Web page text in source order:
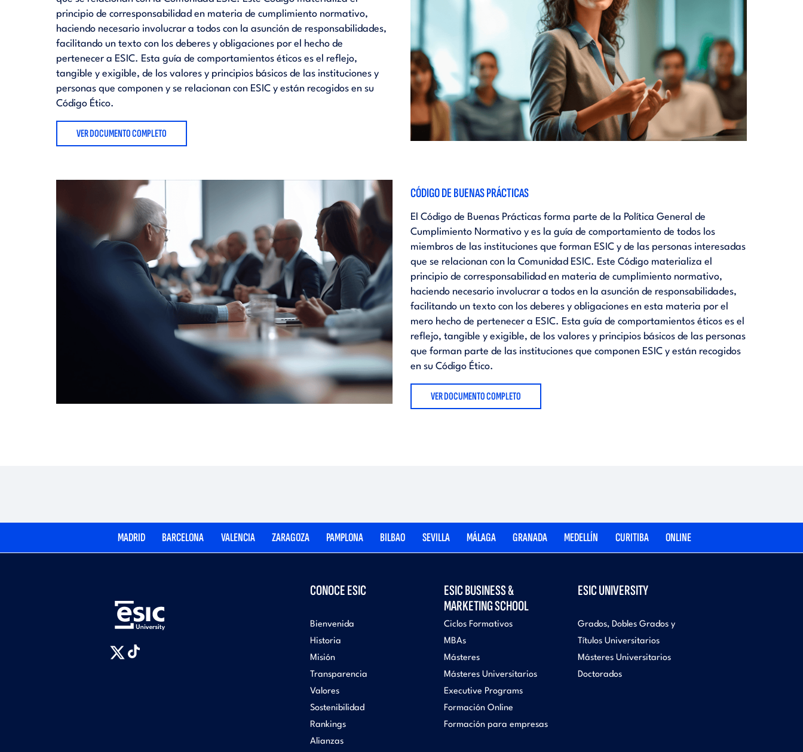
principio de corresponsabilidad en materia de cumplimiento normativo,
haciendo necesario involucrar a todos con la asunción de responsabilidades,
facilitando un texto con los deberes y obligaciones por el hecho de
pertenecer a ESIC. Esta guía de comportamientos éticos es el reflejo,
tangible y exigible, de los valores y principios básicos de las instituciones y
personas que componen y se relacionan con ESIC y están recogidos en su
Código Ético.
VER DOCUMENTO COMPLETO
CÓDIGO DE BUENAS PRÁCTICAS
El Código de Buenas Prácticas forma parte de la Política General de
Cumplimiento Normativo y es la guía de comportamiento de todos los
miembros de las instituciones que forman ESIC y de las personas interesadas
que se relacionan con la Comunidad ESIC. Este Código materializa el
principio de corresponsabilidad en materia de cumplimiento normativo,
haciendo necesario involucrar a todos en la asunción de responsabilidades,
facilitando un texto con los deberes y obligaciones en esta materia por el
mero hecho de pertenecer a ESIC. Esta guía de comportamientos éticos es el
reflejo, tangible y exigible, de los valores y principios básicos de las personas
que forman parte de las instituciones que componen ESIC y están recogidos
en su Código Ético.
VER DOCUMENTO COMPLETO
MADRID BARCELONA VALENCIA ZARAGOZA PAMPLONA BILBAO SEVILLA MÁLAGA GRANADA MEDELLÍN CURITIBA ONLINE
CONOCE ESIC
Bienvenida
Historia
Misión
Transparencia
Valores
Sostenibilidad
Rankings
Alianzas
ESIC BUSINESS &
MARKETING SCHOOL
Ciclos Formativos
MBAs
Másteres
Másteres Universitarios
Executive Programs
Formación Online
Formación para empresas
ESIC UNIVERSITY
Grados, Dobles Grados y
Títulos Universitarios
Másteres Universitarios
Doctorados